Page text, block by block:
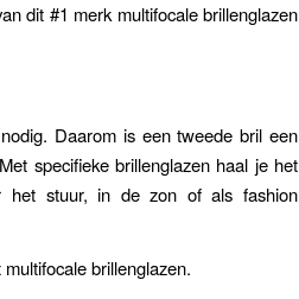
dit #1 merk multifocale brillenglazen
Daarom is een tweede bril een
specifieke brillenglazen haal je het
het stuur, in de zon of als fashion
brillenglazen.